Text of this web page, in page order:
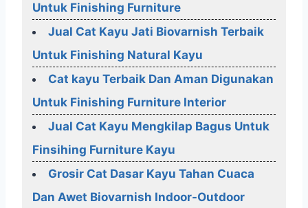
Untuk Finishing Furniture
Jual Cat Kayu Jati Biovarnish Terbaik
Untuk Finishing Natural Kayu
Cat kayu Terbaik Dan Aman Digunakan
Untuk Finishing Furniture Interior
Jual Cat Kayu Mengkilap Bagus Untuk
Finsihing Furniture Kayu
Grosir Cat Dasar Kayu Tahan Cuaca
Dan Awet Biovarnish Indoor-Outdoor